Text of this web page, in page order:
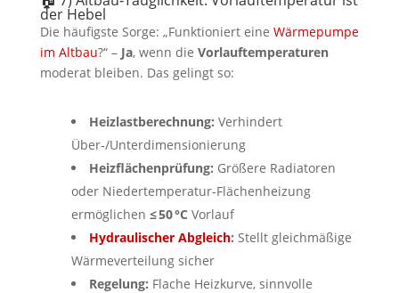
der Hebel
Die häufigste Sorge: „Funktioniert eine Wärmepumpe
im Altbau?“ – Ja, wenn die Vorlauftemperaturen
moderat bleiben. Das gelingt so:
Heizlastberechnung: Verhindert
Über‑/Unterdimensionierung
Heizflächenprüfung: Größere Radiatoren
oder Niedertemperatur‑Flächenheizung
ermöglichen ≤ 50 °C Vorlauf
Hydraulischer Abgleich: Stellt gleichmäßige
Wärmeverteilung sicher
Regelung: Flache Heizkurve, sinnvolle